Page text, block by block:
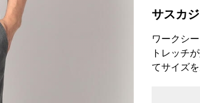
サスカ
ワークシ
トレッチ
てサイズ